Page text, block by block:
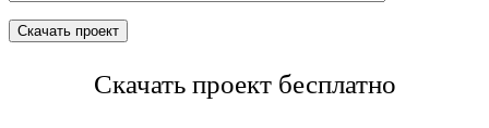
Скачать проект бесплатно